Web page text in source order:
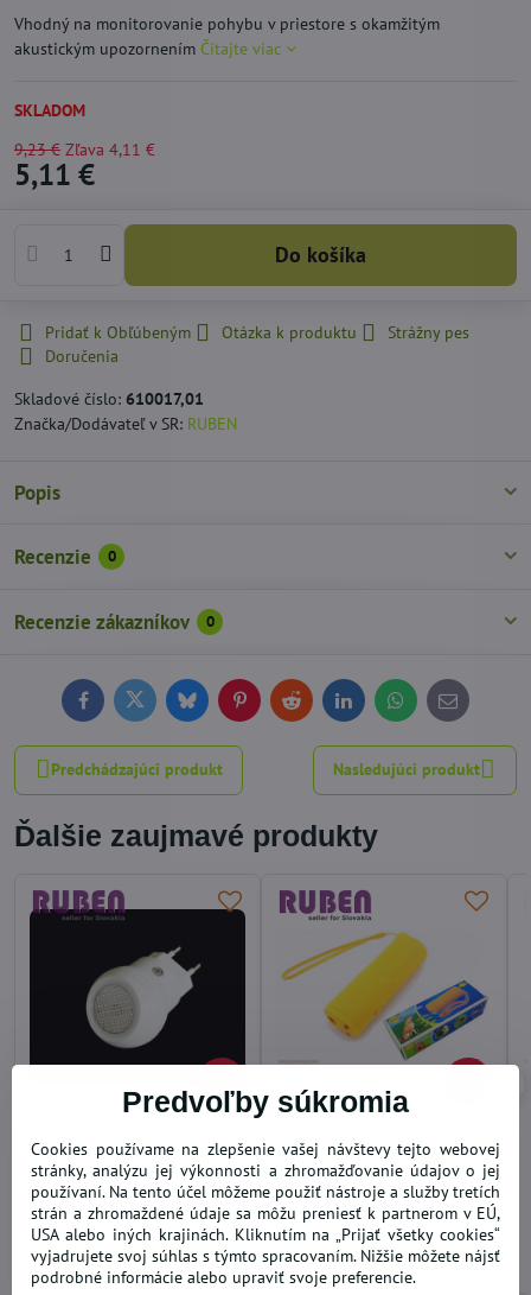
Vhodný na monitorovanie pohybu v priestore s okamžitým
akustickým upozornením Čítajte viac
SKLADOM
9,23 € Zľava 4,11 €
5,11 €
Do košíka
Pridať k Obľúbeným Otázka k produktu
Strážny pes
Doručenia
Skladové číslo: 610017,01
Značka/Dodávateľ v SR: RUBEN
Popis
Recenzie 0
Recenzie zákazníkov 0
FacebookTwitterBlueskyPinterestReddit LinkedInWhatsApp
E-
mail
Predchádzajúci produkt Nasledujúci produkt
Ďalšie zaujmavé produkty
senzorom
SKLADOM
3,49 €
Do košíka
a tréningový prostriedok
na psov 135dB
VYPREDANÉ
6,97 €
Zobraziť
Predvoľby súkromia
Cookies používame na zlepšenie vašej návštevy tejto webovej
stránky, analýzu jej výkonnosti a zhromažďovanie údajov o jej
používaní. Na tento účel môžeme použiť nástroje a služby tretích
strán a zhromaždené údaje sa môžu preniesť k partnerom v EÚ,
USA alebo iných krajinách. Kliknutím na „Prijať všetky cookies“
vyjadrujete svoj súhlas s týmto spracovaním. Nižšie môžete nájsť
podrobné informácie alebo upraviť svoje preferencie.